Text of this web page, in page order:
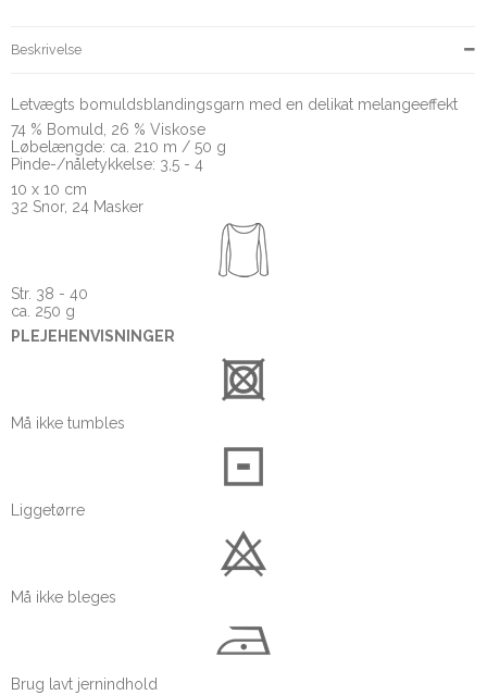
Beskrivelse
Letvægts bomuldsblandingsgarn med en delikat melangeeffekt
74 % Bomuld, 26 % Viskose
Løbelængde: ca. 210 m / 50 g
Pinde-/nåletykkelse: 3,5 - 4
10 x 10 cm
32 Snor, 24 Masker
Str. 38 - 40
ca. 250 g
PLEJEHENVISNINGER
Må ikke tumbles
Liggetørre
Må ikke bleges
Brug lavt jernindhold